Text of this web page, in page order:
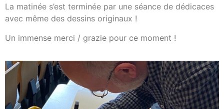
La matinée s’est terminée par une séance de dédicaces
avec même des dessins originaux !
Un immense merci / grazie pour ce moment !